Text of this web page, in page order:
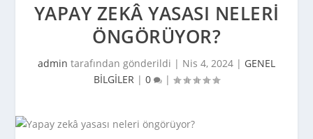
YAPAY ZEKÂ YASASI NELERI
ÖNGÖRÜYOR?
admin tarafından gönderildi | Nis 4, 2024 | GENEL
BİLGİLER | 0 |